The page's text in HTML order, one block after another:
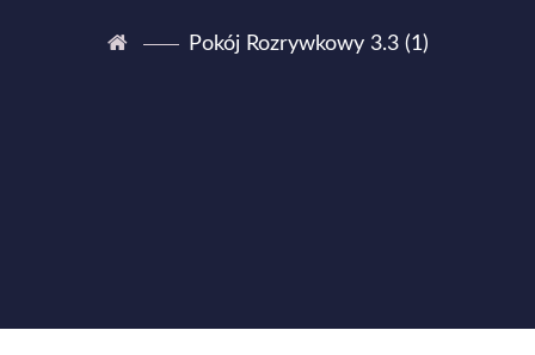
Pokój Rozrywkowy 3.3 (1)